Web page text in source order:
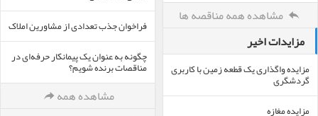
فراخوان جذب تعدادی از مشاورین املاک
چگونه به عنوان یک پیمانکار حرفه‌ای در
مناقصات برنده شویم؟
مشاهده همه
مشاهده همه مناقصه ها
مزایدات اخیر
مزایده واگذاری یک قطعه زمین با کاربری
گردشگری
مزایده مغازه